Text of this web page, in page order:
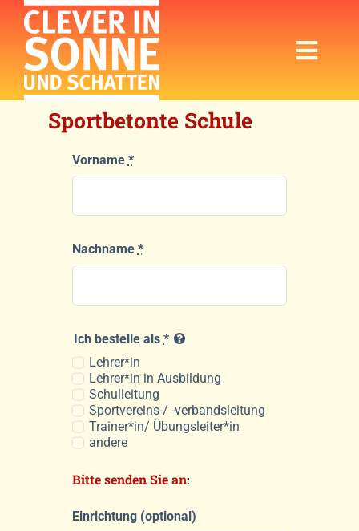
Zum
Inhalt
springen
Sportbetonte Schule
Vorname *
Nachname *
Ich bestelle als *
Lehrer*in
Lehrer*in in Ausbildung
Schulleitung
Sportvereins-/ -verbandsleitung
Trainer*in/ Übungsleiter*in
andere
Bitte senden Sie an:
Einrichtung (optional)